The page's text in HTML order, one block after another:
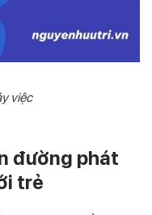
việc
đường phát
trẻ